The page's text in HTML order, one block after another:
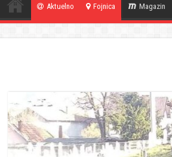
Aktuelno Fojnica Magazin